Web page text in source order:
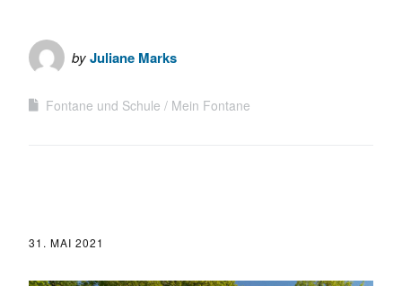
byJuliane Marks
Fontane und Schule Mein Fontane
31. MAI 2021